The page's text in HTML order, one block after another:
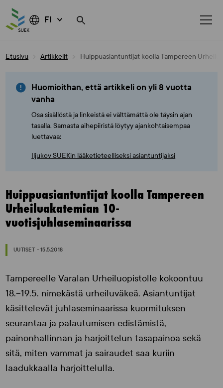
FI
Etusivu Artikkelit Huippuasiantuntijat koolla Tampereen
Huomioithan, että artikkeli on yli 8 vuotta
vanha
Osa sisällöstä ja linkeistä ei välttämättä ole täysin ajan
tasalla. Samasta aihepiiristä löytyy ajankohtaisempaa
luettavaa:
Iljukov SUEKin lääketieteelliseksi asiantuntijaksi
Huippuasiantuntijat koolla Tampereen
Urheiluakatemian 10-
vuotisjuhlaseminaarissa
UUTISET - 15.5.2018
Tampereelle Varalan Urheiluopistolle kokoontuu
18.–19.5. nimekästä urheiluväkeä. Asiantuntijat
käsittelevät juhlaseminaarissa kuormituksen
seurantaa ja palautumisen edistämistä,
painonhallinnan ja harjoittelun tasapainoa sekä
sitä, miten vammat ja sairaudet saa kuriin
laadukkaalla harjoittelulla.